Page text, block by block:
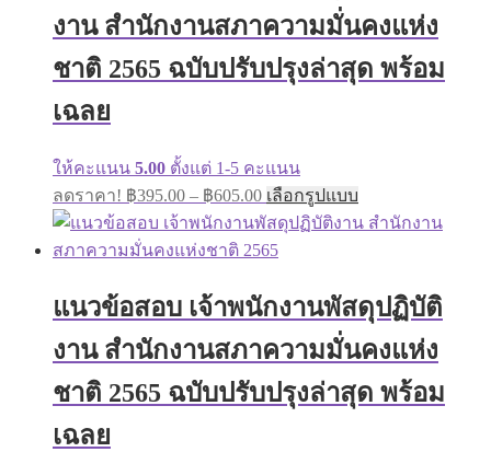
be
chosen
on
the
งาน สำนักงานสภาความมั่นคงแห่ง
ชาติ 2565 ฉบับปรับปรุงล่าสุด พร้อม
เฉลย
ให้คะแนน 5.00 ตั้งแต่ 1-5 คะแนน
ลดราคา! ฿395.00 – ฿605.00Price
range:
฿395.00
through
เลือกรูปแบบ
product
has
options
may
be
chosen
on
the
แนวข้อสอบ เจ้าพนักงานพัสดุปฏิบัติ
งาน สำนักงานสภาความมั่นคงแห่ง
ชาติ 2565 ฉบับปรับปรุงล่าสุด พร้อม
เฉลย